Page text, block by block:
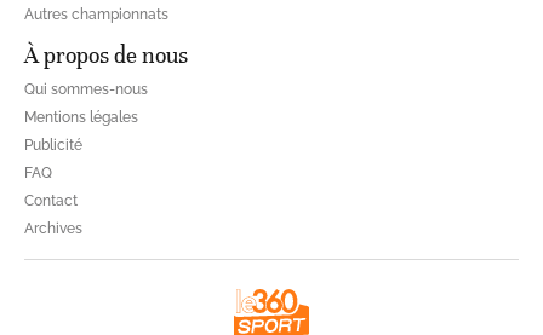
Autres championnats
À propos de nous
Qui sommes-nous
Mentions légales
Publicité
FAQ
Contact
Archives